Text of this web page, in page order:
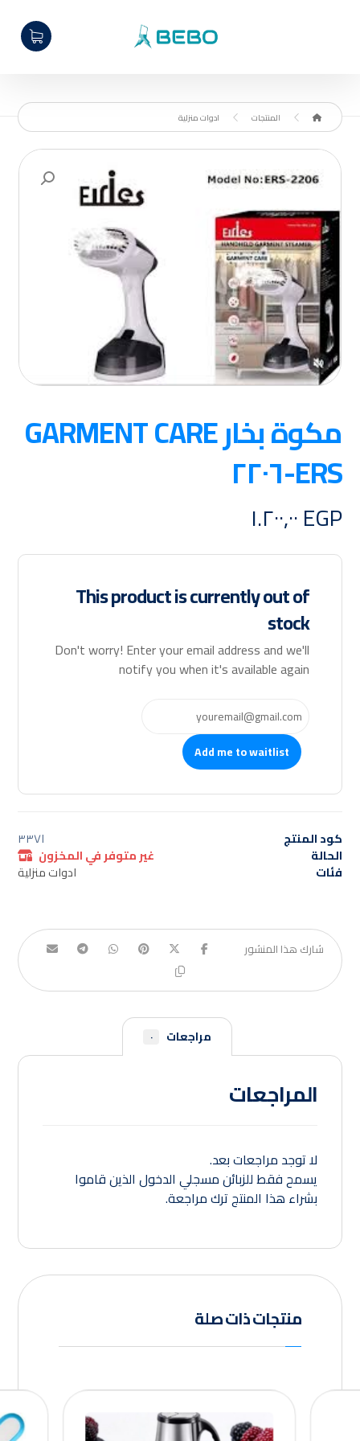
المنتجات ادوات منزلية
تكبير الصورة
مكوة بخار GARMENT CARE
ERS-٢٢٠٦
EGP
This product is currently out of
stock
Don't worry! Enter your email address and we'll
notify you when it's available again
Add me to waitlist
كود المنتج ٣٣٧١
الحالة غير متوفر في المخزون
فئات ادوات منزلية
مراجعات ٠
المراجعات
لا توجد مراجعات بعد.
يسمح فقط للزبائن مسجلي الدخول الذين قاموا
بشراء هذا المنتج ترك مراجعة.
منتجات ذات صلة